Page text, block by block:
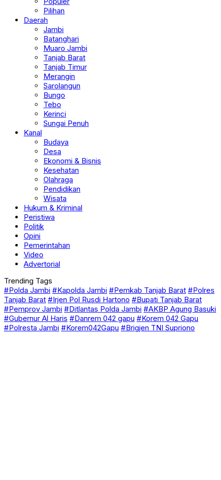
Daerah
Jambi
Batanghari
Muaro Jambi
Tanjab Barat
Tanjab Timur
Merangin
Sarolangun
Bungo
Tebo
Kerinci
Sungai Penuh
Kanal
Desa
Ekonomi & Bisnis
Kesehatan
Olahraga
Pendidikan
Wisata
Hukum & Kriminal
Peristiwa
Politik
Opini
Pemerintahan
Video
Advertorial
#Polda Jambi
Tanjab Barat #Irjen Pol Rusdi Hartono #Bupati Tanjab Barat
#Pemprov Jambi #Ditlantas Polda Jambi #AKBP Agung Basuki
#Gubernur Al Haris #Danrem 042 gapu #Korem 042 Gapu
#Polresta Jambi #Korem042Gapu #Brigjen TNI Supriono